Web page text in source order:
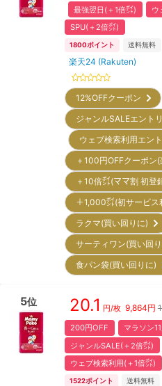
最強翌日(＋1倍㌽)
ウ
SPU(＋2倍㌽)
1800ポイント 送料無料
楽天24 (Rakuten)
12%OFFクーポン
ジャンルSALEエン
ウェブ検索利用エン
＋100円OFFクーポ
＋10倍㌽(ママ割 初
＋1,000㌽(初サービ
ラクマ(買い回りに)
サーティワン(買い回
食パン袋(買い回りに)
5位 20.1 円/枚 9,864円
200円OFF
マラソン
ジャンルSALE(＋2倍㌽)
ウェブ検索利用(＋1倍㌽)
1522ポイント 送料無料